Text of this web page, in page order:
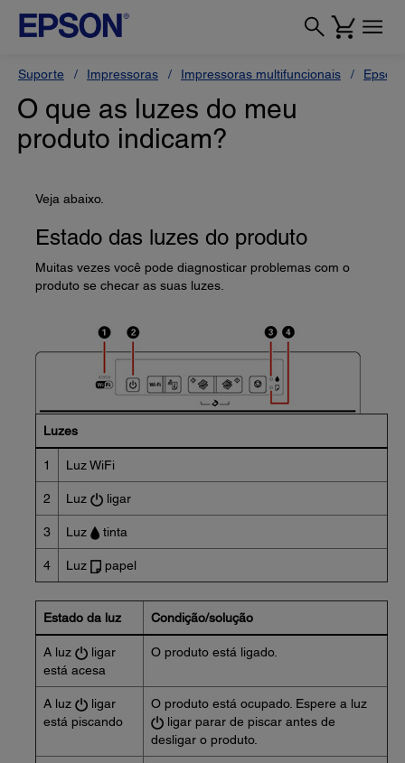
Suporte Impressoras Impressoras multifuncionais Epson
O que as luzes do meu
produto indicam?
Veja abaixo.
Estado das luzes do produto
Muitas vezes você pode diagnosticar problemas com o
produto se checar as suas luzes.
Luzes
1 Luz WiFi
2 Luz ligar
3 Luz tinta
4 Luz papel
Estado da luz Condição/solução
A luz
ligar
está acesa
O produto está ligado.
A luz
ligar
está piscando
O produto está ocupado. Espere a luz
ligar parar de piscar antes de
desligar o produto.